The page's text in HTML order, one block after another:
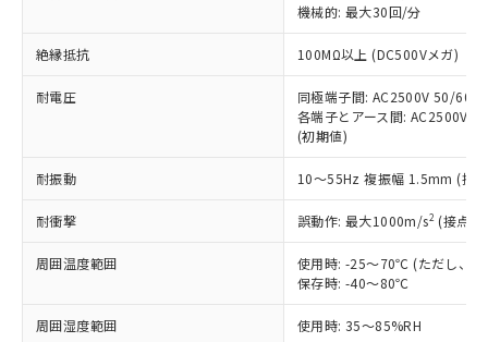
機械的: 最大30回/分
絶縁抵抗 100MΩ以上 (DC500Vメガ)
耐電圧
同極端子間: AC2500V 50/
各端子とアース間: AC2500V
(初期値)
耐振動 10～55Hz 複振幅 1.5mm (接
耐衝撃 誤動作: 最大1000m/s2 (接点
周囲温度範囲
使用時: -25～70℃ (ただし、氷
保存時: -40～80℃
周囲湿度範囲 使用時: 35～85%RH
以下の条件をお読みいただき、同意のうえ
ご利用ください。
本サービスは、当社制御機器事業取扱
商品の当社在庫状況および標準価格
(税抜)を提供させていただくもので
当社制御機器事業取扱商品の中には、
本サービスの対象外となる商品もある
ことをご了承ください。
在庫状況および標準価格照会結果は、
記載している更新日時点での社内デー
タに基づき作成されるものであり、閲
覧された時点での実際の在庫および標
対応予定なし：EU RoHS指令（10物質）の
非含有に非対応の商品で、対応品を出す予
定はありません。
調査・確認中：EU RoHS指令（10物質）の
非含有の対応状況を調査中または確認中の
非該当品：ライセンス料など無形物で、有
害物質有無と関係のない商品です。
仕入先様の事情により、非含有部品として
いたものが、含有品と判明した場合などや
むを得ず変更することがあります。
ミウム(Cd) 100ppm以下、
「○」：最大均質材料含有率が中国RoHSの
基準値以下であることを示します。
「×」：最大均質材料含有率が中国RoHSの
基準値を超えていることを示します。
「－」：未確認です。当社販売部門へお問
い合わせください。
Pb(鉛) :1000ppm、 Hg(水銀) : 1000ppm、 Cd(カドミウ
当社は、これら貴社製品のうち、外国
為替および外国貿易法に定める商品
（以下｢規制貨物等」という）を輸出
または国外への提供する場合は、日本
国政府の輸出許可(または役務取引許
号